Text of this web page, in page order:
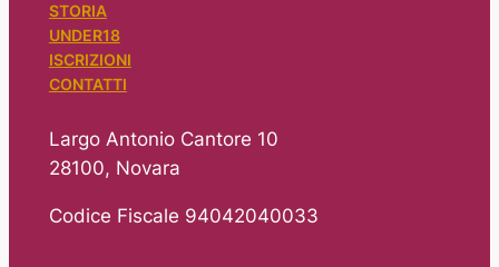
STORIA
UNDER18
ISCRIZIONI
CONTATTI
Largo Antonio Cantore 10
28100, Novara
Codice Fiscale 94042040033